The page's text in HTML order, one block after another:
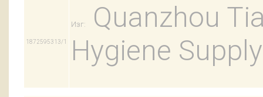
1872595313/1
Изг:
Quanzhou
Hygiene